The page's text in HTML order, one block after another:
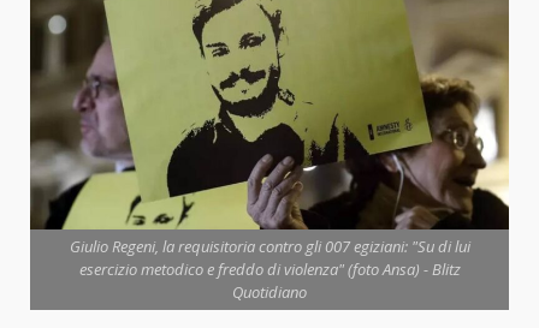
Giulio Regeni, la requisitoria contro gli 007 egiziani: "Su di lui
esercizio metodico e freddo di violenza" (foto Ansa) - Blitz
Quotidiano